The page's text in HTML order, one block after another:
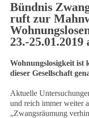
Bündnis
ruft zur
23.-25.01.2019
Wohnungslosigkeit ist
dieser Gesellschaft
Aktuelle
und reich immer weiter
„Zwangsräumung